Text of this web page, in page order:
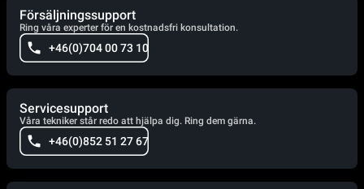
Försäljningssupport
Ring våra experter för en kostnadsfri konsultation.
+46(0)704 00 73 10
Servicesupport
Våra tekniker står redo att hjälpa dig. Ring dem gärna.
+46(0)852 51 27 67